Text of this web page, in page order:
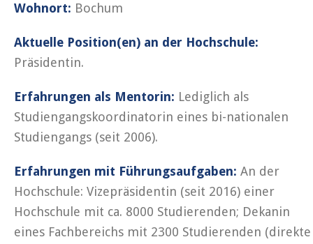
Wohnort: Bochum
Aktuelle Position(en) an der Hochschule:
Präsidentin.
Erfahrungen als Mentorin: Lediglich als
Studiengangskoordinatorin eines bi-nationalen
Studiengangs (seit 2006).
Erfahrungen mit Führungsaufgaben: An der
Hochschule: Vizepräsidentin (seit 2016) einer
Hochschule mit ca. 8000 Studierenden; Dekanin
eines Fachbereichs mit 2300 Studierenden (direkte